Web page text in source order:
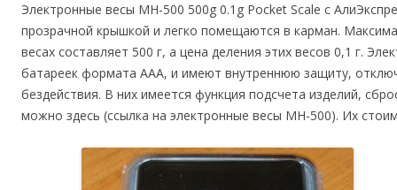
Электронные весы MH-500 500g 0.1g Pocket Scale с
прозрачной крышкой и легко помещаются в карман.
весах составляет 500 г, а цена деления этих весов 0,1 г.
батареек формата ААА, и имеют внутреннюю защиту,
бездействия. В них имеется функция подсчета изделий,
можно здесь (ссылка на электронные весы MH-500). Их